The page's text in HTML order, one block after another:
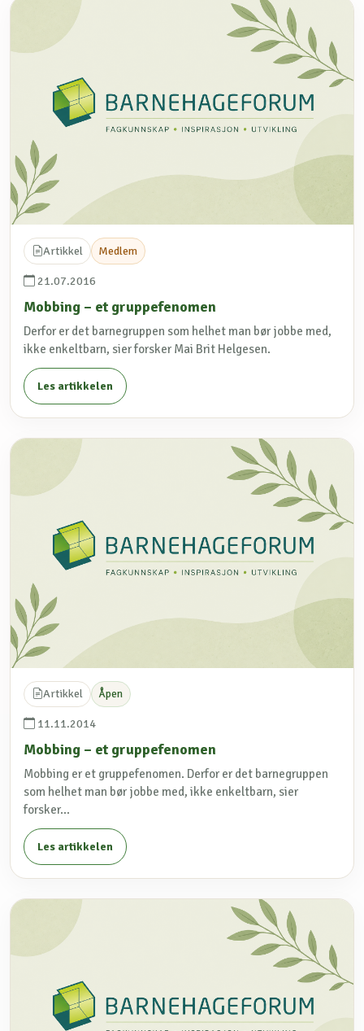
Artikkel Medlem
21.07.2016
Mobbing – et gruppefenomen
Derfor er det barnegruppen som helhet man bør jobbe med,
ikke enkeltbarn, sier forsker Mai Brit Helgesen.
Les artikkelen
Artikkel Åpen
11.11.2014
Mobbing – et gruppefenomen
Mobbing er et gruppefenomen. Derfor er det barnegruppen
som helhet man bør jobbe med, ikke enkeltbarn, sier
forsker...
Les artikkelen